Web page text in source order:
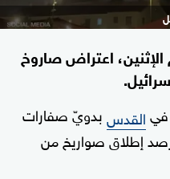
الإثنين، اعتراض صاروخ
فيالقدسبدويّ صفارات
رصد إطلاق صواريخ من